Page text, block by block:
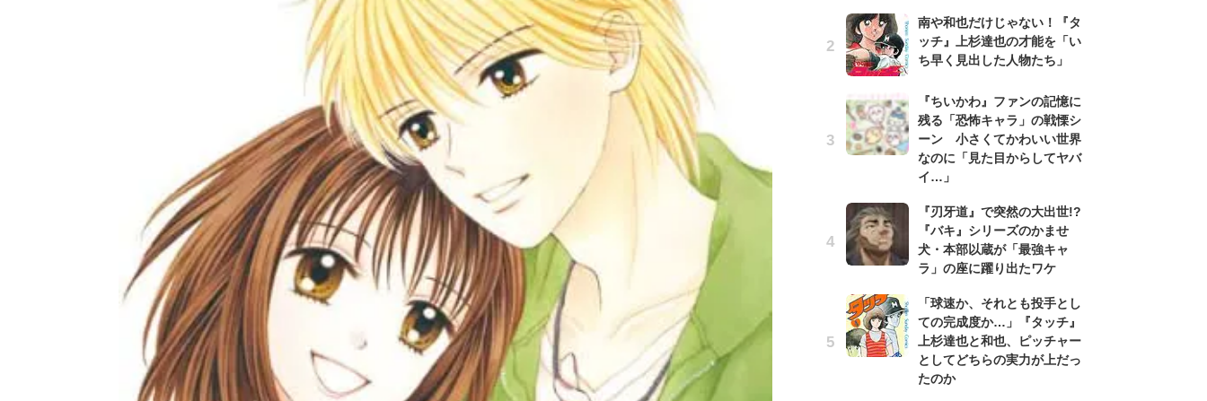
南や和也だけじゃない！『タ
ッチ』上杉達也の才能を「い
ち早く見出した人物たち」
『ちいかわ』ファンの記憶に
残る「恐怖キャラ」の戦慄シ
ーン 小さくてかわいい世界
なのに「見た目からしてヤバ
イ…」
『刃牙道』で突然の大出世!?
『バキ』シリーズのかませ
犬・本部以蔵が「最強キャ
ラ」の座に躍り出たワケ
「球速か、それとも投手とし
ての完成度か…」『タッチ』
上杉達也と和也、ピッチャー
としてどちらの実力が上だっ
たのか